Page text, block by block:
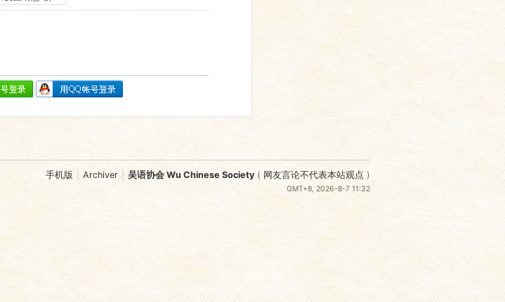
手机版 Archiver 吴语协会 Wu Chinese Society ( 网友言论不代表本站观点 )
GMT+8, 2026-8-7 11:32